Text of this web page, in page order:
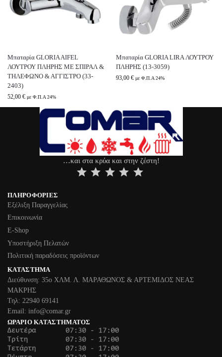
Μπαταρία GLORIA AIFEL
ΛΟΥΤΡΟΥ ΠΛΗΡΗΣ ΜΕ ΣΠΙΡΑΛ &
ΤΗΛΕΦΩΝΟ & ΑΓΓΙΣΤΡΟ (33-
2403)
52,00 € με Φ.Π.Α 24%
Μπαταρία GLORIA LIRA ΛΟΥΤΡΟΥ
ΠΛΗΡΗΣ (13-3059)
93,00 € με Φ.Π.Α 24%
…και στα κρύα και στην ζέστη!
ΠΛΗΡΟΦΟΡΊΕΣ
Εξέλιξη Παραγγελίας
Επικοινωνία
Ε-Shop
Υποστήριξη Πελατών
Πολιτική παραδόσεις προϊόντων
ΚΑΤΆΣΤΗΜΑ
Διεύθυνση: 35ο ΧΛΜ. Λ. ΜΑΡΑΘΩΝΟΣ & ΑΡΤΕΜΙΔΟΣ ΝΕΑΣ
ΜΑΚΡΗΣ
Τηλ: 22940 69141
Email: info@comar.gr
ΩΡΆΡΙΟ ΚΑΤΑΣΤΉΜΑΤΟΣ